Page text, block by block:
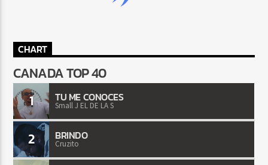
CHART
CANADA TOP 40
1 TU ME CONOCES
Small J EL DE LA S
2 BRINDO
Cruzito